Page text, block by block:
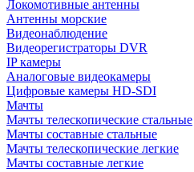
Локомотивные антенны
Антенны морские
Видеонаблюдение
Видеорегистраторы DVR
IP камеры
Аналоговые видеокамеры
Цифровые камеры HD-SDI
Мачты
Мачты телескопические стальные
Мачты составные стальные
Мачты телескопические легкие
Мачты составные легкие